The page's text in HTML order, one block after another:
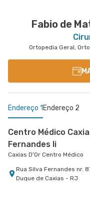
Fabio de
Ortopedia Geral,
Endereço 1 Endereço 2
Centro Médico
Fernandes Ii
Caxias D'Or Centro Médico
Rua Silva Fernandes nr.
Duque de Caxias - RJ
Rua Angelica Mota nr. 90